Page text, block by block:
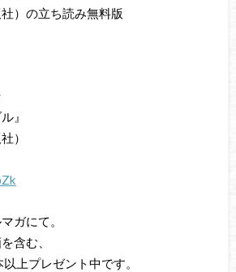
社）の立ち読み無料版
』
）
ガにて。
含む、
上プレゼント中です。